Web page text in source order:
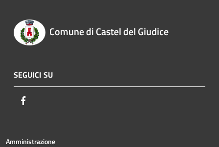
Comune di Castel del Giudice
SEGUICI SU
Amministrazione